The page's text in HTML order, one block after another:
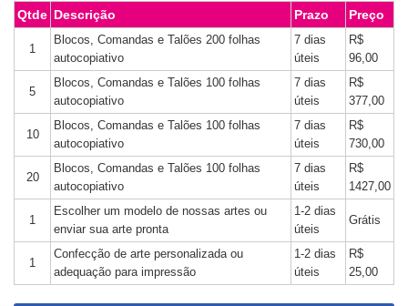
Qtde Descrição Prazo Preço
1
Blocos, Comandas e Talões 200 folhas
autocopiativo
7 dias
úteis
R$
96,00
5
Blocos, Comandas e Talões 100 folhas
autocopiativo
7 dias
úteis
R$
377,00
10
Blocos, Comandas e Talões 100 folhas
autocopiativo
7 dias
úteis
R$
730,00
20
Blocos, Comandas e Talões 100 folhas
autocopiativo
7 dias
úteis
R$
1427,00
1
Escolher um modelo de nossas artes ou
enviar sua arte pronta
1-2 dias
úteis
Grátis
1
Confecção de arte personalizada ou
adequação para impressão
1-2 dias
úteis
R$
25,00